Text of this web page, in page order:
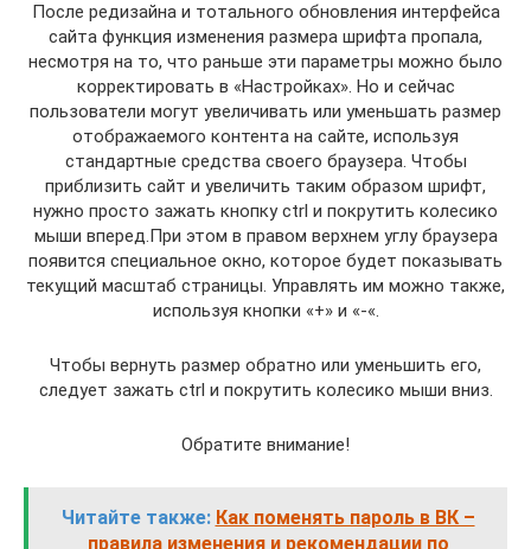
После редизайна и тотального обновления интерфейса
сайта функция изменения размера шрифта пропала,
несмотря на то, что раньше эти параметры можно было
корректировать в «Настройках». Но и сейчас
пользователи могут увеличивать или уменьшать размер
отображаемого контента на сайте, используя
стандартные средства своего браузера. Чтобы
приблизить сайт и увеличить таким образом шрифт,
нужно просто зажать кнопку ctrl и покрутить колесико
мыши вперед.При этом в правом верхнем углу браузера
появится специальное окно, которое будет показывать
текущий масштаб страницы. Управлять им можно также,
используя кнопки «+» и «-«.
Чтобы вернуть размер обратно или уменьшить его,
следует зажать ctrl и покрутить колесико мыши вниз.
Обратите внимание!
Читайте также: Как поменять пароль в ВК –
правила изменения и рекомендации по